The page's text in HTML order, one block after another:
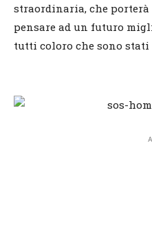
straordinaria, che
pensare ad un futuro
tutti coloro che sono